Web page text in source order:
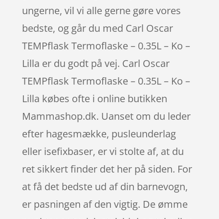
ungerne, vil vi alle gerne gøre vores
bedste, og går du med Carl Oscar
TEMPflask Termoflaske – 0.35L – Ko –
Lilla er du godt på vej. Carl Oscar
TEMPflask Termoflaske – 0.35L – Ko –
Lilla købes ofte i online butikken
Mammashop.dk. Uanset om du leder
efter hagesmække, pusleunderlag
eller isefixbaser, er vi stolte af, at du
ret sikkert finder det her på siden. For
at få det bedste ud af din barnevogn,
er pasningen af den vigtig. De ømme